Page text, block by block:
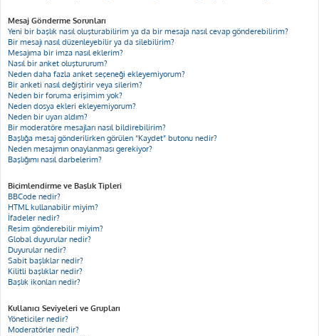
Mesaj Gönderme Sorunları
Yeni bir başlık nasıl oluşturabilirim ya da bir mesaja nasıl cevap gönderebilirim?
Bir mesajı nasıl düzenleyebilir ya da silebilirim?
Mesajıma bir imza nasıl eklerim?
Nasıl bir anket oluştururum?
Neden daha fazla anket seçeneği ekleyemiyorum?
Bir anketi nasıl değiştirir veya silerim?
Neden bir foruma erişimim yok?
Neden dosya ekleri ekleyemiyorum?
Neden bir uyarı aldım?
Bir moderatöre mesajları nasıl bildirebilirim?
Başlığa mesaj gönderilirken görülen “Kaydet” butonu nedir?
Neden mesajımın onaylanması gerekiyor?
Başlığımı nasıl darbelerim?
Biçimlendirme ve Başlık Tipleri
BBCode nedir?
HTML kullanabilir miyim?
İfadeler nedir?
Resim gönderebilir miyim?
Global duyurular nedir?
Duyurular nedir?
Sabit başlıklar nedir?
Kilitli başlıklar nedir?
Başlık ikonları nedir?
Kullanıcı Seviyeleri ve Grupları
Yöneticiler nedir?
Moderatörler nedir?